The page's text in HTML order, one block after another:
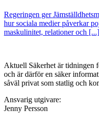
Regeringen ger
hur sociala medier påverkar
maskulinitet, relationer och [...]
Aktuell Säkerhet är tidningen
och är därför en säker
såväl privat som statlig och
Ansvarig utgivare:
Jenny Persson